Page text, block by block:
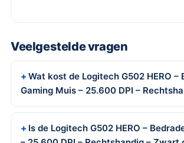
Veelgestelde vragen
Wat kost de Logitech G502 HERO –
Gaming Muis – 25.600 DPI –
Is de Logitech G502 HERO –